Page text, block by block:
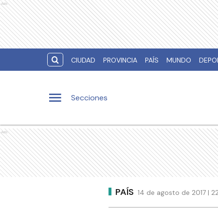
Ads
CIUDAD PROVINCIA PAÍS MUNDO
Secciones
Ads
PAÍS 14 de agosto de 2017 |